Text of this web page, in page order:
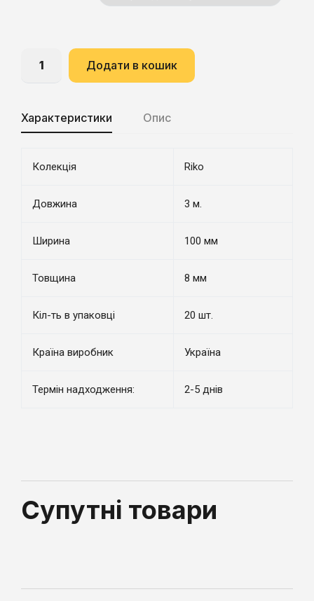
Додати в кошик
Характеристики Опис
Колекція Riko
Довжина 3 м.
Ширина 100 мм
Товщина 8 мм
Кіл-ть в упаковці 20 шт.
Країна виробник Україна
Термін надходження: 2-5 днів
Супутні товари